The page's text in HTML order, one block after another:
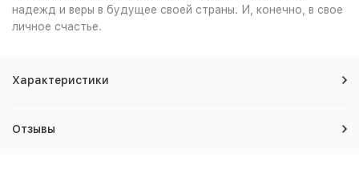
надежд и веры в будущее своей страны. И, конечно, в свое
личное счастье.
Характеристики
Отзывы